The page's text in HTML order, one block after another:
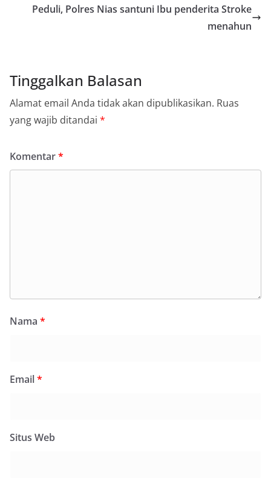
Peduli, Polres Nias santuni Ibu penderita Stroke
menahun
Tinggalkan Balasan
Alamat email Anda tidak akan dipublikasikan. Ruas
yang wajib ditandai *
Komentar*
Nama *
Email*
Situs Web